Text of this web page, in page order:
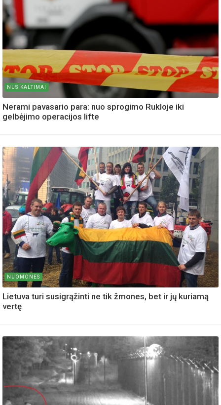
NUSIKALTIMAI
Nerami pavasario para: nuo sprogimo Rukloje iki
gelbėjimo operacijos lifte
NUOMONES
Lietuva turi susigrąžinti ne tik žmones, bet ir jų kuriamą
vertę